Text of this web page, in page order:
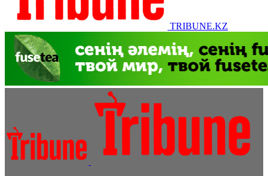
TRIBUNE.KZ